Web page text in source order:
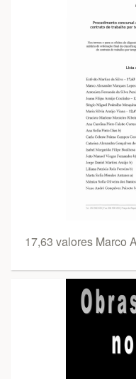
17,63 valores Marco